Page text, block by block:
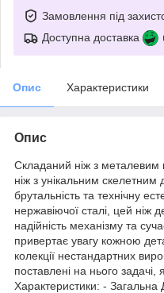
Замовлення під
Доступна доставка
Опис Характеристики
Опис
Складаний ніж з металевим
ніж з унікальним скелетним
брутальність та технічну
нержавіючої сталі, цей ніж
надійність механізму та
привертає увагу кожною
колекції нестандартних
поставлені на нього задачі,
Характеристики: -